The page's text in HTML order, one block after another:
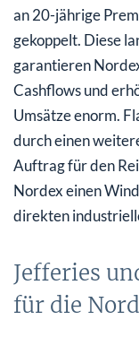
an 20-jährige
gekoppelt. Diese
garantieren
Cashflows und
Umsätze enorm.
durch einen
Auftrag für den
Nordex einen
direkten
Jefferies
für die